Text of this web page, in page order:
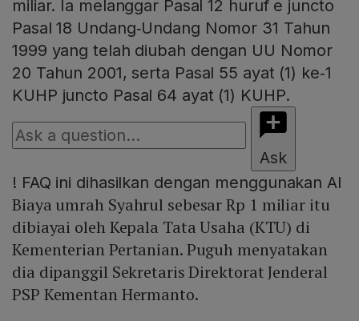
miliar. Ia melanggar Pasal 12 huruf e juncto
Pasal 18 Undang‑Undang Nomor 31 Tahun
1999 yang telah diubah dengan UU Nomor
20 Tahun 2001, serta Pasal 55 ayat (1) ke‑1
KUHP juncto Pasal 64 ayat (1) KUHP.
Ask
! FAQ ini dihasilkan dengan menggunakan AI
Biaya umrah Syahrul sebesar Rp 1 miliar itu
dibiayai oleh Kepala Tata Usaha (KTU) di
Kementerian Pertanian. Puguh menyatakan
dia dipanggil Sekretaris Direktorat Jenderal
PSP Kementan Hermanto.